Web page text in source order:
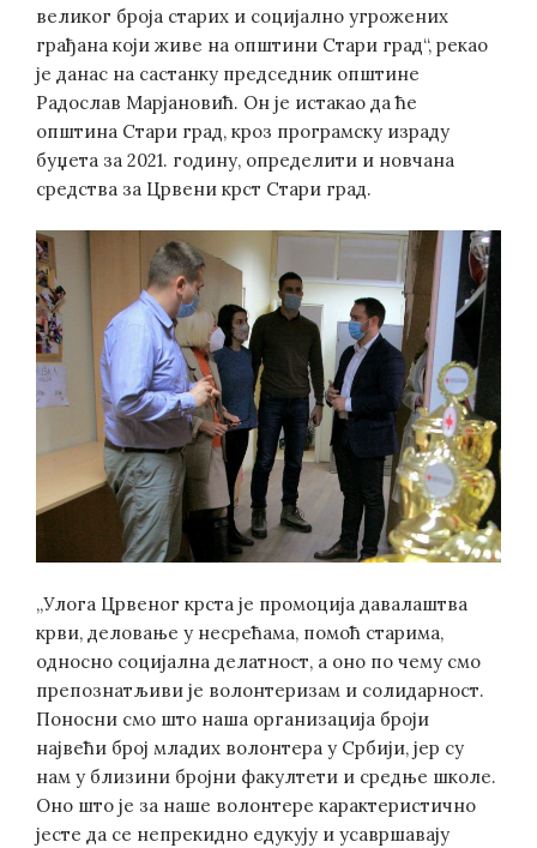
великог броја старих и социјално угрожених
грађана који живе на општини Стари град“, рекао
је данас на састанку председник општине
Радослав Марјановић. Он је истакао да ће
општина Стари град, кроз програмску израду
буџета за 2021. годину, определити и новчана
средства за Црвени крст Стари град.
„Улога Црвеног крста је промоција давалаштва
крви, деловање у несрећама, помоћ старима,
односно социјална делатност, а оно по чему смо
препознатљиви је волонтеризам и солидарност.
Поносни смо што наша организација броји
највећи број младих волонтера у Србији, јер су
нам у близини бројни факултети и средње школе.
Оно што је за наше волонтере карактеристично
јесте да се непрекидно едукују и усавршавају